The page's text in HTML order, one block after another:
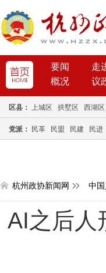
要闻 走
概况
议
区县： 上城区 拱墅区 西湖区
党派： 民革 民盟 民建 民进
杭州政协新闻网 中
AI之后人